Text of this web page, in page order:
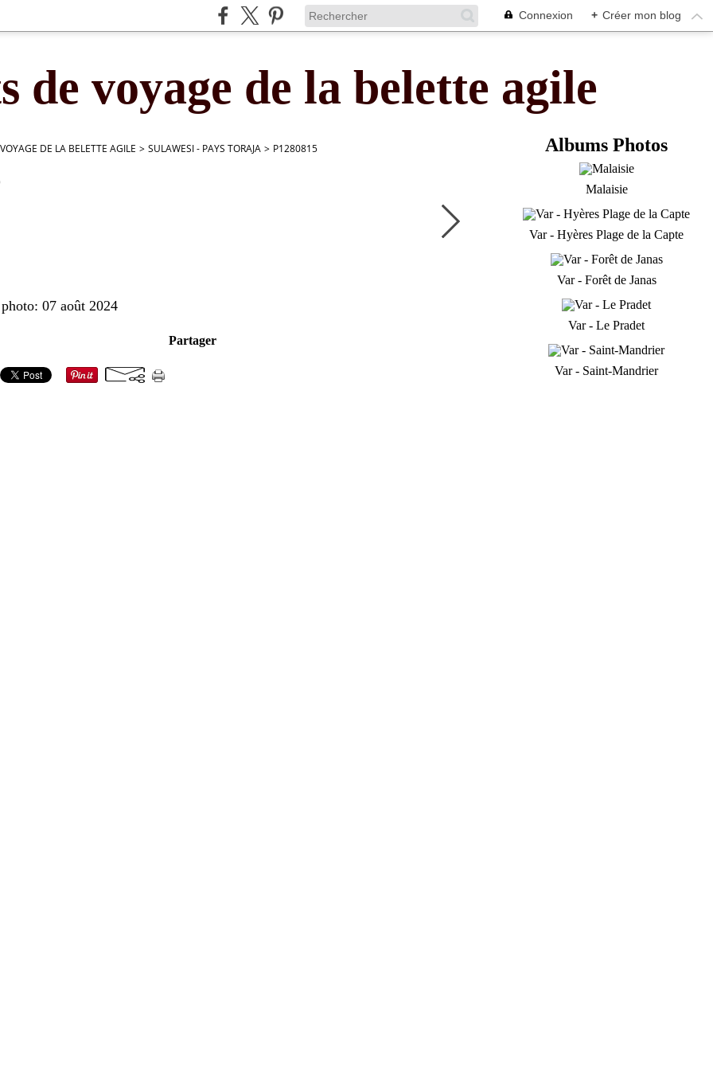
Connexion + Créer mon blog
de voyage de la belette agile
DE LA BELETTE AGILE > SULAWESI - PAYS TORAJA > P1280815
07 août 2024
Partager
Albums Photos
Malaisie
Var - Hyères Plage de la Capte
Var - Forêt de Janas
Var - Le Pradet
Var - Saint-Mandrier